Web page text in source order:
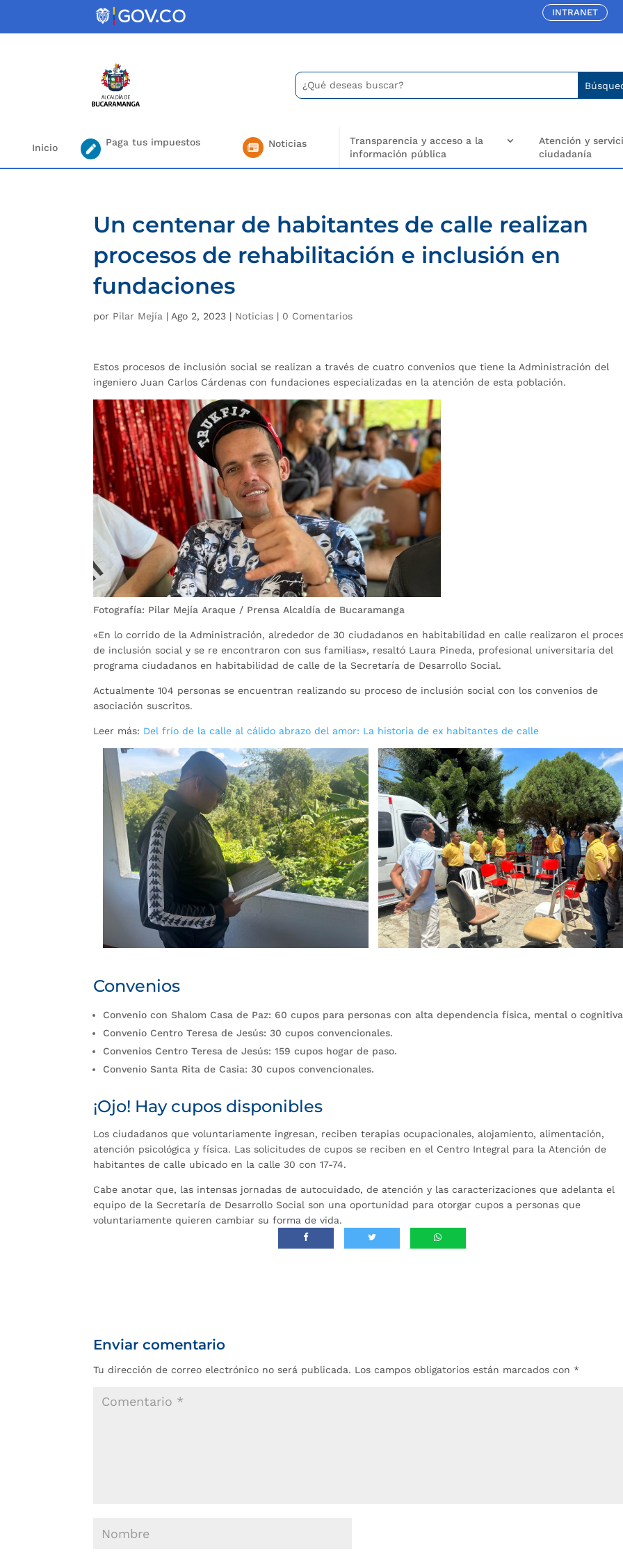
INTRANET
Buscar:
Search
for...
Inicio Paga tus impuestos Noticias
Transparencia y acceso a la
información pública
Atención y
ciudadanía
Un centenar de habitantes de calle realizan
procesos de rehabilitación e inclusión en
fundaciones
por Pilar Mejía | Ago 2, 2023 | Noticias | 0 Comentarios
Estos procesos de inclusión social se realizan a través de cuatro convenios que tiene la Administración del
ingeniero Juan Carlos Cárdenas con fundaciones especializadas en la atención de esta población.
Fotografía: Pilar Mejía Araque / Prensa Alcaldía de Bucaramanga
«En lo corrido de la Administración, alrededor de 30 ciudadanos en habitabilidad en calle realizaron el
de inclusión social y se re encontraron con sus familias», resaltó Laura Pineda, profesional universitaria del
programa ciudadanos en habitabilidad de calle de la Secretaría de Desarrollo Social.
Actualmente 104 personas se encuentran realizando su proceso de inclusión social con los convenios de
asociación suscritos.
Leer más: Del frío de la calle al cálido abrazo del amor: La historia de ex habitantes de calle
Convenios
Convenio con Shalom Casa de Paz: 60 cupos para personas con alta dependencia física, mental o
Convenio Centro Teresa de Jesús: 30 cupos convencionales.
Convenios Centro Teresa de Jesús: 159 cupos hogar de paso.
Convenio Santa Rita de Casia: 30 cupos convencionales.
¡Ojo! Hay cupos disponibles
Los ciudadanos que voluntariamente ingresan, reciben terapias ocupacionales, alojamiento, alimentación,
atención psicológica y física. Las solicitudes de cupos se reciben en el Centro Integral para la Atención de
habitantes de calle ubicado en la calle 30 con 17-74.
Cabe anotar que, las intensas jornadas de autocuidado, de atención y las caracterizaciones que adelanta el
equipo de la Secretaría de Desarrollo Social son una oportunidad para otorgar cupos a personas que
voluntariamente quieren cambiar su forma de vida.
Enviar comentario
Tu dirección de correo electrónico no será publicada. Los campos obligatorios están marcados con *